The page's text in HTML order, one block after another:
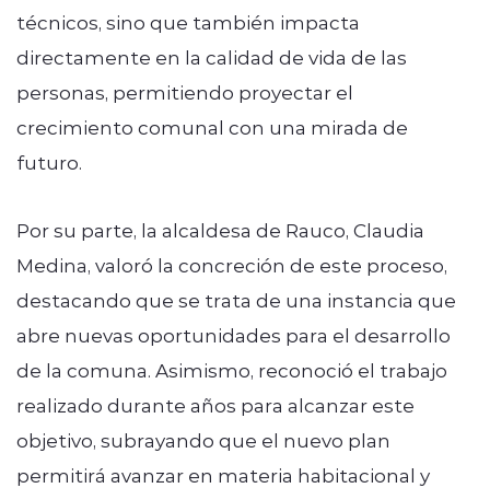
técnicos, sino que también impacta
directamente en la calidad de vida de las
personas, permitiendo proyectar el
crecimiento comunal con una mirada de
futuro.
Por su parte, la alcaldesa de Rauco, Claudia
Medina, valoró la concreción de este proceso,
destacando que se trata de una instancia que
abre nuevas oportunidades para el desarrollo
de la comuna. Asimismo, reconoció el trabajo
realizado durante años para alcanzar este
objetivo, subrayando que el nuevo plan
permitirá avanzar en materia habitacional y